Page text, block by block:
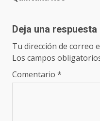
Deja una respuesta
Tu dirección de correo
Los campos
Comentario *